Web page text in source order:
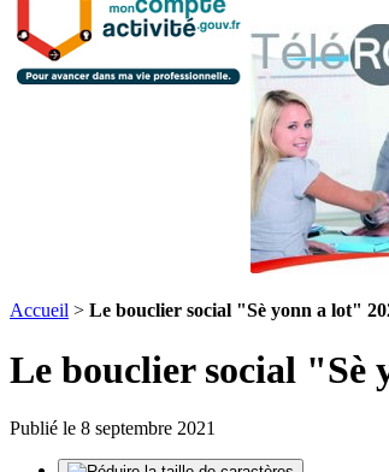
Accueil > Le bouclier social "Sè yonn a lot"
Le bouclier social "Sè
Publié le 8 septembre 2021